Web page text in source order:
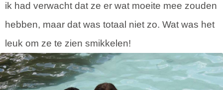
ik had verwacht dat ze er wat moeite mee zouden
hebben, maar dat was totaal niet zo. Wat was het
leuk om ze te zien smikkelen!